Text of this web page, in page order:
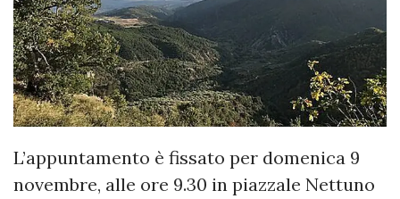
L’appuntamento è fissato per domenica 9
novembre, alle ore 9.30 in piazzale Nettuno